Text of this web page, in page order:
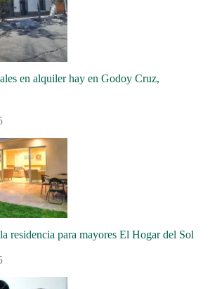
en alquiler hay en Godoy Cruz,
residencia para mayores El Hogar del Sol